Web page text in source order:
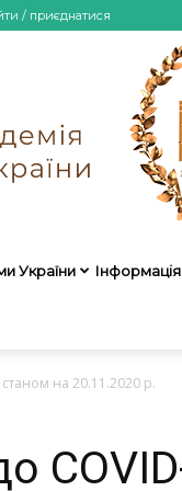
/ приєднатися
України
на 20.11.2020 р.